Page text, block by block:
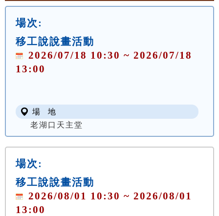
場次:
移工說說畫活動
2026/07/18 10:30 ~ 2026/07/18
13:00
場 地
老湖口天主堂
場次:
移工說說畫活動
2026/08/01 10:30 ~ 2026/08/01
13:00